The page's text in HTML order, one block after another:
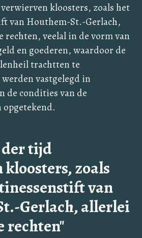
kloosters, zoals het
van Houthem-St.-Gerlach,
veelal in de vorm van
en goederen, waardoor de
trachtten te
vastgelegd in
de condities van de
tijd
zoals
van
Gerlach, allerlei
rechten"